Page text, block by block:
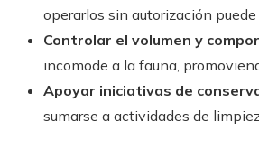
operarlos sin autorización
Controlar el volumen y
incomode a la fauna,
Apoyar iniciativas de
sumarse a actividades de